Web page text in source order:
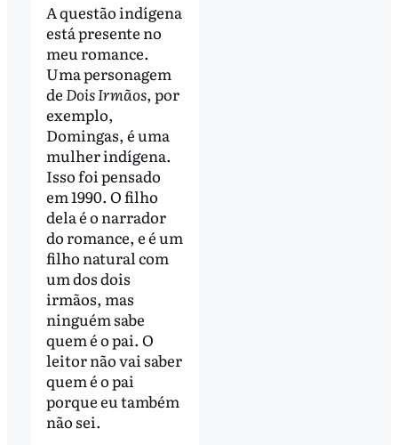
A questão indígena
está presente no
meu romance.
Uma personagem
de Dois Irmãos, por
exemplo,
Domingas, é uma
mulher indígena.
Isso foi pensado
em 1990. O filho
dela é o narrador
do romance, e é um
filho natural com
um dos dois
irmãos, mas
ninguém sabe
quem é o pai. O
leitor não vai saber
quem é o pai
porque eu também
não sei.